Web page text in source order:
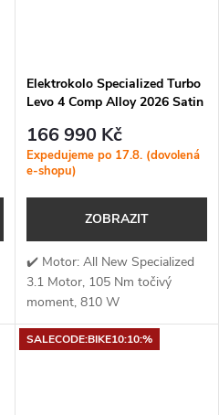
Elektrokolo Specialized Turbo
Levo 4 Comp Alloy 2026 Satin
166 990 Kč
Expedujeme po 17.8. (dovolená
e-shopu)
ZOBRAZIT
✔️ Motor: All New Specialized
3.1 Motor, 105 Nm točivý
moment, 810 W
výkon✔️ Točivý moment: 105
Nm✔️ Výkon
SALECODE:BIKE10:10:%